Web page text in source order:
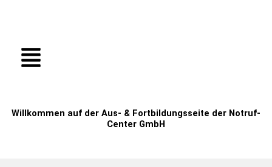
Menü
Willkommen auf der Aus- & Fortbildungsseite der Notruf-
Center GmbH